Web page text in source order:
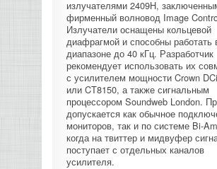
САБВУФЕРЫ АКТИВНЫЕ
КОМПЛЕКТУЮЩИЕ ДЛЯ
АКУСТИЧЕСКИХ СИСТЕМ
КОНТРОЛЛЕРЫ АС И
НАУШНИКИ
КОНТАКТЫ
излучателями 2409H,
фирменный волновод Image
Излучатели оснащены кольцевой
диафрагмой и способны работать
диапазоне до 40 кГц. Разработчик
рекомендует использовать их
с усилителем мощности Crown
или CT8150, а также сигнальным
процессором Soundweb London.
допускается как обычное
мониторов, так и по системе Bi-
когда на твиттер и мидвуфер
поступает с отдельных каналов
усилителя.